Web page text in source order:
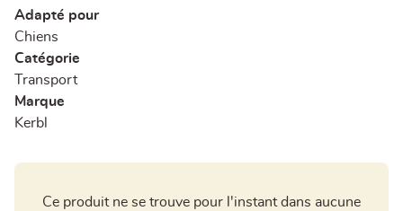
Adapté pour
Chiens
Catégorie
Transport
Marque
Kerbl
Ce produit ne se trouve pour l'instant dans aucune